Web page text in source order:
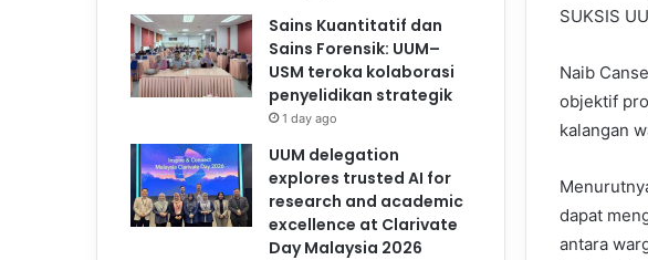
SUKSIS
Naib
objektif
kalangan
dapat
antara
Sains Kuantitatif dan
Sains Forensik: UUM–
USM teroka kolaborasi
penyelidikan strategik
1 day ago
UUM delegation
explores trusted AI for
research and academic
excellence at Clarivate
Day Malaysia 2026